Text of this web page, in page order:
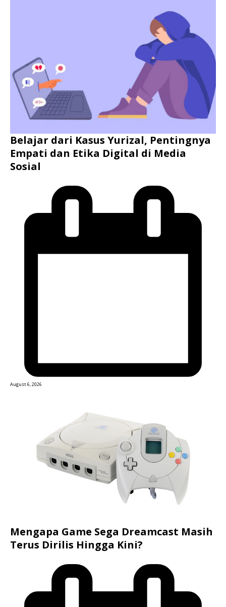
Belajar dari Kasus Yurizal, Pentingnya
Empati dan Etika Digital di Media
Sosial
August 6, 2026
Mengapa Game Sega Dreamcast Masih
Terus Dirilis Hingga Kini?